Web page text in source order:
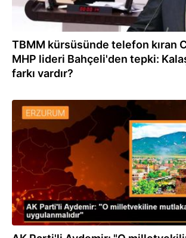
TBMM kürsüsünde telefon kıran
MHP lideri Bahçeli'den tepki:
farkı vardır?
13.10.2022